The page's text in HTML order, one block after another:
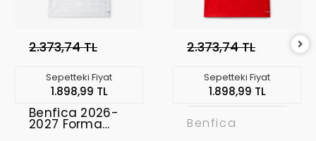
2.373,74 TL
Sepetteki Fiyat
1.898,99 TL
Benfica 2026-
2027 Forma
2.373,74 TL
Sepetteki Fiyat
1.898,99 TL
Benfica